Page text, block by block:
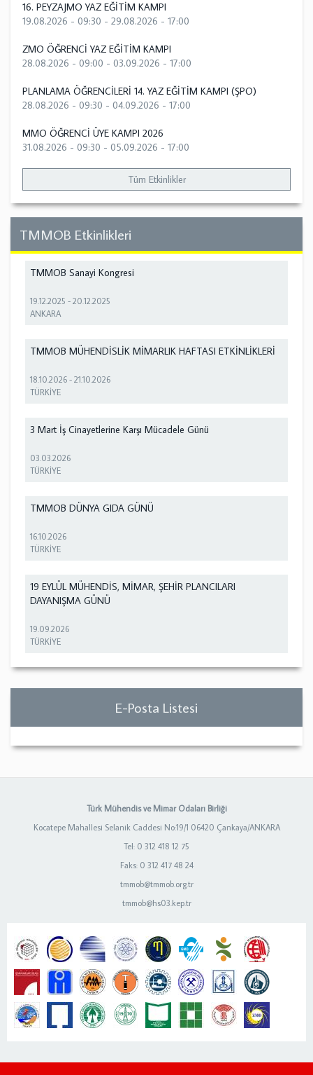
16. PEYZAJMO YAZ EĞİTİM KAMPI
19.08.2026 - 09:30 - 29.08.2026 - 17:00
ZMO ÖĞRENCİ YAZ EĞİTİM KAMPI
28.08.2026 - 09:00 - 03.09.2026 - 17:00
PLANLAMA ÖĞRENCİLERİ 14. YAZ EĞİTİM KAMPI (ŞPO)
28.08.2026 - 09:30 - 04.09.2026 - 17:00
MMO ÖĞRENCİ ÜYE KAMPI 2026
31.08.2026 - 09:30 - 05.09.2026 - 17:00
Tüm Etkinlikler
TMMOB Etkinlikleri
TMMOB Sanayi Kongresi
19.12.2025 -20.12.2025
ANKARA
TMMOB MÜHENDİSLİK MİMARLIK HAFTASI ETKİNLİKLERİ
18.10.2026 -21.10.2026
TÜRKİYE
3 Mart İş Cinayetlerine Karşı Mücadele Günü
03.03.2026
TÜRKİYE
TMMOB DÜNYA GIDA GÜNÜ
16.10.2026
TÜRKİYE
19 EYLÜL MÜHENDİS, MİMAR, ŞEHİR PLANCILARI
DAYANIŞMA GÜNÜ
19.09.2026
TÜRKİYE
E-Posta Listesi
Türk Mühendis ve Mimar Odaları Birliği
Kocatepe Mahallesi Selanik Caddesi No:19/1 06420 Çankaya/ANKARA
Tel: 0 312 418 12 75
Faks: 0 312 417 48 24
tmmob@tmmob.org.tr
tmmob@hs03.kep.tr